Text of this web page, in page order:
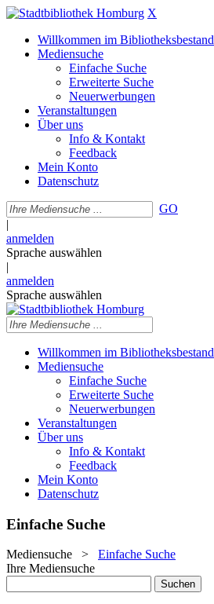
X
Willkommen im Bibliotheksbestand
Mediensuche
Einfache Suche
Erweiterte Suche
Neuerwerbungen
Veranstaltungen
Über uns
Info & Kontakt
Feedback
Mein Konto
Datenschutz
GO
|
anmelden
Sprache auswählen
|
anmelden
Sprache auswählen
Willkommen im Bibliotheksbestand
Mediensuche
Einfache Suche
Erweiterte Suche
Neuerwerbungen
Veranstaltungen
Über uns
Info & Kontakt
Feedback
Mein Konto
Datenschutz
Einfache Suche
Mediensuche > Einfache Suche
Ihre Mediensuche